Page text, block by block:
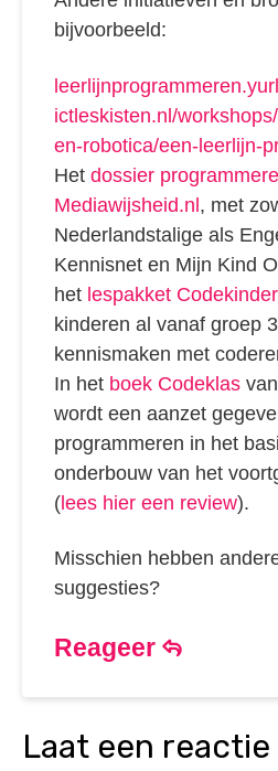
bijvoorbeeld:
ictleskisten.nl/
en-robotica/een-leerlijn-
Het dossier
Mediawijsheid.nl, met
Nederlandstalige als
Kennisnet en Mijn Kind
het lespakket
kinderen al vanaf groep
kennismaken met
In het boek Codeklasvan
wordt een aanzet
programmeren in het
onderbouw van het
(lees hier een review).
Misschien hebben
suggesties?
Reageer
laat een